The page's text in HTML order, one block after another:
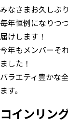
みなさまお久しぶ
毎年恒例になりつ
届けします！
今年もメンバーそ
ました！
バラエティ豊かな
ます。
コインリン